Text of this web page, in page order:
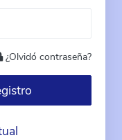
¿Olvidó contraseña?